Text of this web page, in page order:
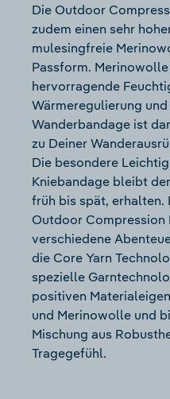
Die Outdoor
zudem einen sehr
mulesingfreie
Passform.
hervorragende
Wärmeregulierung
Wanderbandage ist
zu Deiner
Die besondere
Kniebandage bleibt
früh bis spät, erhalten.
Outdoor Compression
verschiedene
die Core Yarn
spezielle
positiven
und Merinowolle und
Mischung aus
Tragegefühl.